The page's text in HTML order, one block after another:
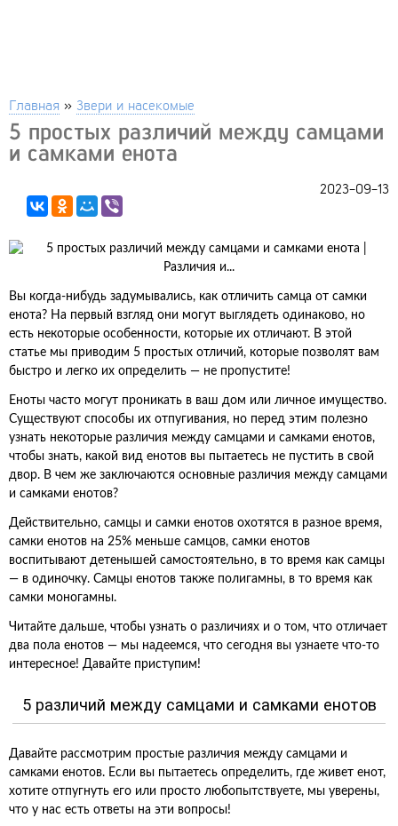
Главная » Звери и насекомые
5 простых различий между самцами
и самками енота
2023-09-13
Вы когда-нибудь задумывались, как отличить самца от самки
енота? На первый взгляд они могут выглядеть одинаково, но
есть некоторые особенности, которые их отличают. В этой
статье мы приводим 5 простых отличий, которые позволят вам
быстро и легко их определить — не пропустите!
Еноты часто могут проникать в ваш дом или личное имущество.
Существуют способы их отпугивания, но перед этим полезно
узнать некоторые различия между самцами и самками енотов,
чтобы знать, какой вид енотов вы пытаетесь не пустить в свой
двор. В чем же заключаются основные различия между самцами
и самками енотов?
Действительно, самцы и самки енотов охотятся в разное время,
самки енотов на 25% меньше самцов, самки енотов
воспитывают детенышей самостоятельно, в то время как самцы
— в одиночку. Самцы енотов также полигамны, в то время как
самки моногамны.
Читайте дальше, чтобы узнать о различиях и о том, что отличает
два пола енотов — мы надеемся, что сегодня вы узнаете что-то
интересное! Давайте приступим!
5 различий между самцами и самками енотов
Давайте рассмотрим простые различия между самцами и
самками енотов. Если вы пытаетесь определить, где живет енот,
хотите отпугнуть его или просто любопытствуете, мы уверены,
что у нас есть ответы на эти вопросы!